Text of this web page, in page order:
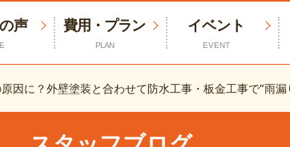
声 費用・プラン
PLAN
イベント
EVENT
因に？外壁塗装と合わせて防水工事・板金工事で“雨漏